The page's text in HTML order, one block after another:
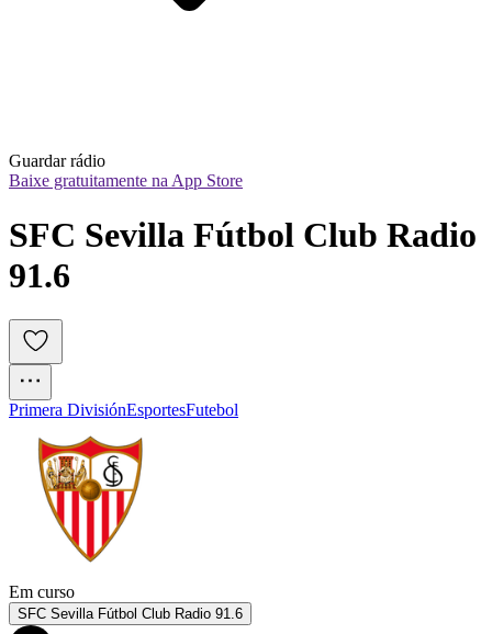
Guardar rádio
Baixe gratuitamente na App Store
SFC Sevilla Fútbol Club Radio
91.6
Primera DivisiónEsportesFutebol
Em curso
SFC Sevilla Fútbol Club Radio 91.6